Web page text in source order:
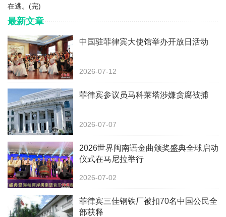
在逃。(完)
最新文章
中国驻菲律宾大使馆举办开放日活动
2026-07-12
菲律宾参议员马科莱塔涉嫌贪腐被捕
2026-07-07
2026世界闽南语金曲颁奖盛典全球启动
仪式在马尼拉举行
2026-07-02
菲律宾三佳钢铁厂被扣70名中国公民全
部获释